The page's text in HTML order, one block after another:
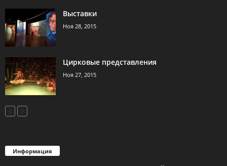
Выставки
Ноя 28, 2015
Цирковые представления
Ноя 27, 2015
Информация